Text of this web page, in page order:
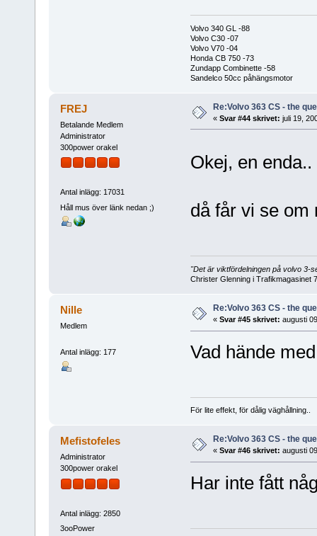
Volvo 340 GL -88
Volvo C30 -07
Volvo V70 -04
Honda CB 750 -73
Zundapp Combinette -58
Sandelco 50cc påhängsmotor
FREJ
Betalande Medlem
Administrator
300power orakel
Antal inlägg: 17031
Håll mus över länk nedan ;)
Re:Volvo 363 CS - the
« Svar #44 skrivet: juli 19,
Okej, en
då får vi se om
"Det är viktfördelningen på volvo 3-
Christer Glenning i Trafikmagasinet
Nille
Medlem
Antal inlägg: 177
Re:Volvo 363 CS - the
« Svar #45 skrivet: augusti
Vad hände
För lite effekt, för dålig väghållning..
Mefistofeles
Administrator
300power orakel
Antal inlägg: 2850
3ooPower
Re:Volvo 363 CS - the
« Svar #46 skrivet: augusti
Har inte fått